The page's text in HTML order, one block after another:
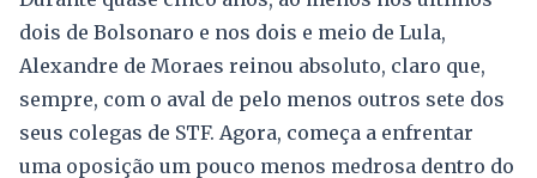
dois de Bolsonaro e nos dois e meio de Lula,
Alexandre de Moraes reinou absoluto, claro que,
sempre, com o aval de pelo menos outros sete dos
seus colegas de STF. Agora, começa a enfrentar
uma oposição um pouco menos medrosa dentro do